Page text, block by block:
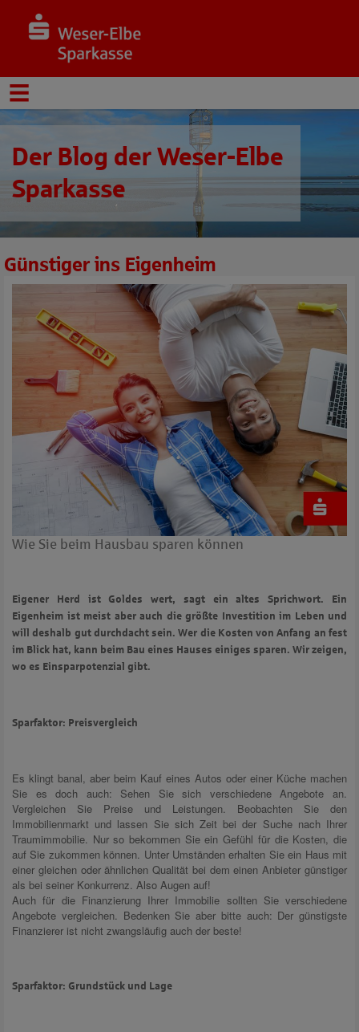
Der Blog der Weser-Elbe
Sparkasse
Günstiger ins Eigenheim
Wie Sie beim Hausbau sparen können
Eigener Herd ist Goldes wert, sagt ein altes Sprichwort. Ein
Eigenheim ist meist aber auch die größte Investition im Leben und
will deshalb gut durchdacht sein. Wer die Kosten von Anfang an fest
im Blick hat, kann beim Bau eines Hauses einiges sparen. Wir zeigen,
wo es Einsparpotenzial gibt.
Sparfaktor: Preisvergleich
Es klingt banal, aber beim Kauf eines Autos oder einer Küche machen
Sie es doch auch: Sehen Sie sich verschiedene Angebote an.
Vergleichen Sie Preise und Leistungen. Beobachten Sie den
Immobilienmarkt und lassen Sie sich Zeit bei der Suche nach Ihrer
Traumimmobilie. Nur so bekommen Sie ein Gefühl für die Kosten, die
auf Sie zukommen können. Unter Umständen erhalten Sie ein Haus mit
einer gleichen oder ähnlichen Qualität bei dem einen Anbieter günstiger
als bei seiner Konkurrenz. Also Augen auf!
Auch für die Finanzierung Ihrer Immobilie sollten Sie verschiedene
Angebote vergleichen. Bedenken Sie aber bitte auch: Der günstigste
Finanzierer ist nicht zwangsläufig auch der beste!
Sparfaktor: Grundstück und Lage